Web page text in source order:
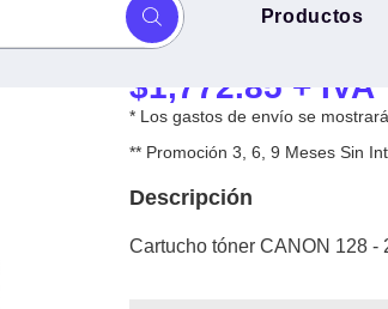
Productos
Cartucho tóner
Negro, Laser
$1,772.85 + IVA
* Los gastos de envío se
** Promoción 3, 6, 9 Meses Sin
Descripción
Cartucho tóner CANON 128 -